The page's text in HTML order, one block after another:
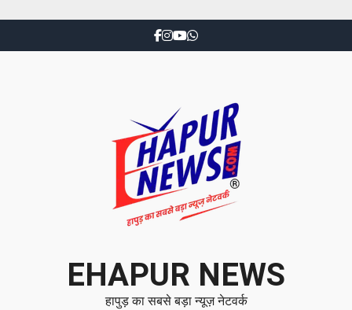
EHAPUR NEWS
हापुड़ का सबसे बड़ा न्यूज़ नेटवर्क